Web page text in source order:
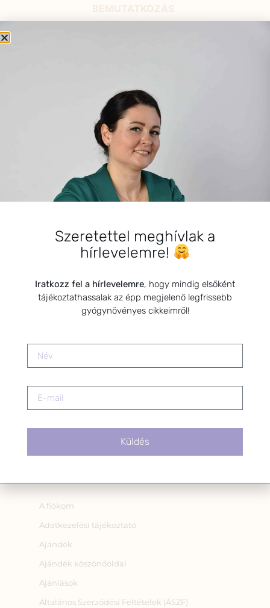
BEMUTATKOZÁS
férfiak egészségének megőrzése és helyreállítása.
HÍRLEVÉL
HÍRLEVÉL FELIRATKOZÁS
Kérlek a feliratkozáshoz fogadd el
Hozzájárulok, hogy az
Adatkezelési tájékoztatóban
foglaltak szerint a HerbClinic
A hírlevélről bármikor
leiratkozhatsz a levél alján található
A fiókom
Adatkezelési tájékoztató
Ajándék
Ajándék köszönőoldal
Ajánlások
Általános Szerződési Feltételek (ÁSZF)
Szeretettel meghívlak a
hírlevelemre!
Iratkozz fel a hírlevelemre, hogy mindig elsőként
tájékoztathassalak az épp megjelenő legfrissebb
gyógynövényes cikkeimről!
Küldés